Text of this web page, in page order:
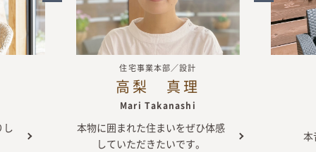
し
住宅事業本部／設計
高梨 真理
Mari Takanashi
本物に囲まれた住まいをぜひ体感
していただきたいです。
本